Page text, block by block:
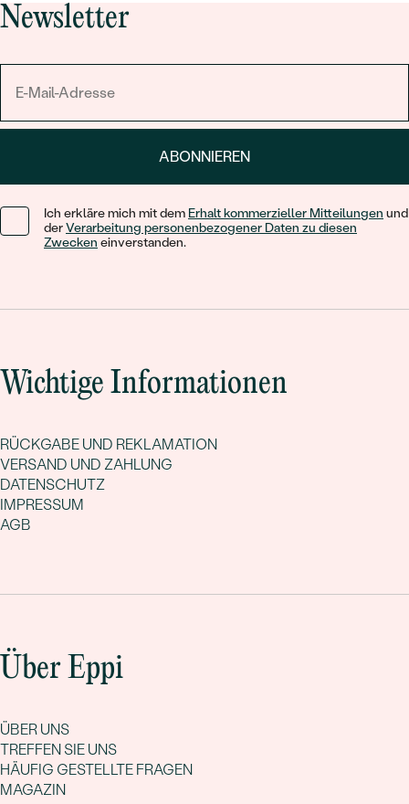
Newsletter
ABONNIEREN
Ich erkläre mich mit dem Erhalt kommerzieller Mitteilungen und
derVerarbeitung personenbezogener Daten zu diesen
Zwecken einverstanden.
Wichtige Informationen
RÜCKGABE UND REKLAMATION
VERSAND UND ZAHLUNG
DATENSCHUTZ
IMPRESSUM
AGB
Über Eppi
ÜBER UNS
TREFFEN SIE UNS
HÄUFIG GESTELLTE FRAGEN
MAGAZIN